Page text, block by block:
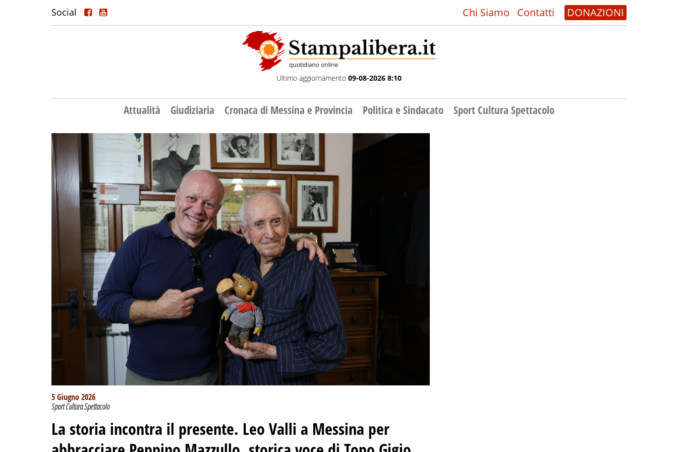
Social Chi Siamo Contatti DONAZIONI
Ultimo aggiornamento 09-08-2026 8:10
Attualità Giudiziaria Cronaca di Messina e Provincia Politica e Sindacato Sport Cultura Spettacolo
5 Giugno 2026
Sport Cultura Spettacolo
La storia incontra il presente. Leo Valli a Messina per